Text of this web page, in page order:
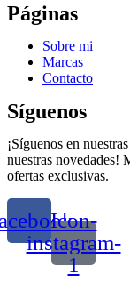
Páginas
Sobre mi
Marcas
Contacto
Síguenos
¡Síguenos en
nuestras novedades!
ofertas exclusivas.
Icon-
instagram-
1